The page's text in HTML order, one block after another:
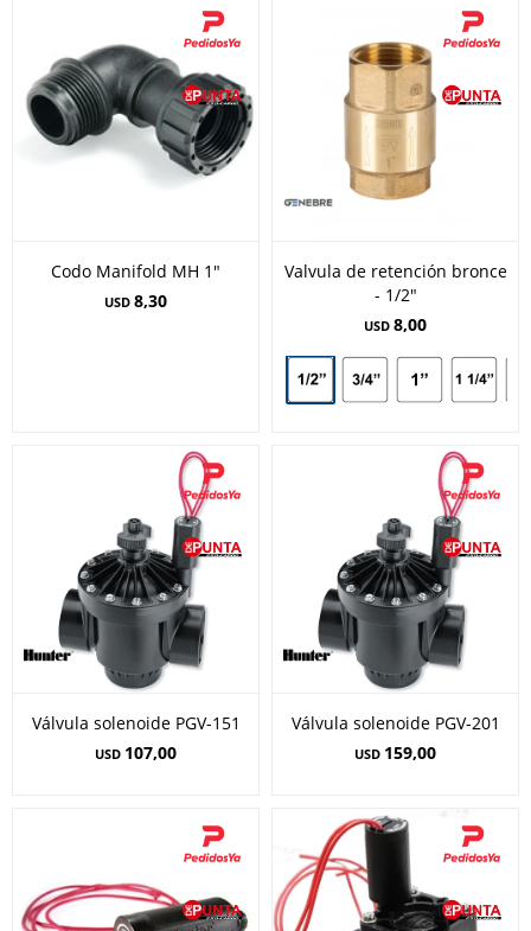
Codo Manifold MH 1"
USD 8,30
Valvula de retención bronce
- 1/2"
USD 8,00
Válvula solenoide PGV-151
USD 107,00
Válvula solenoide PGV-201
USD 159,00